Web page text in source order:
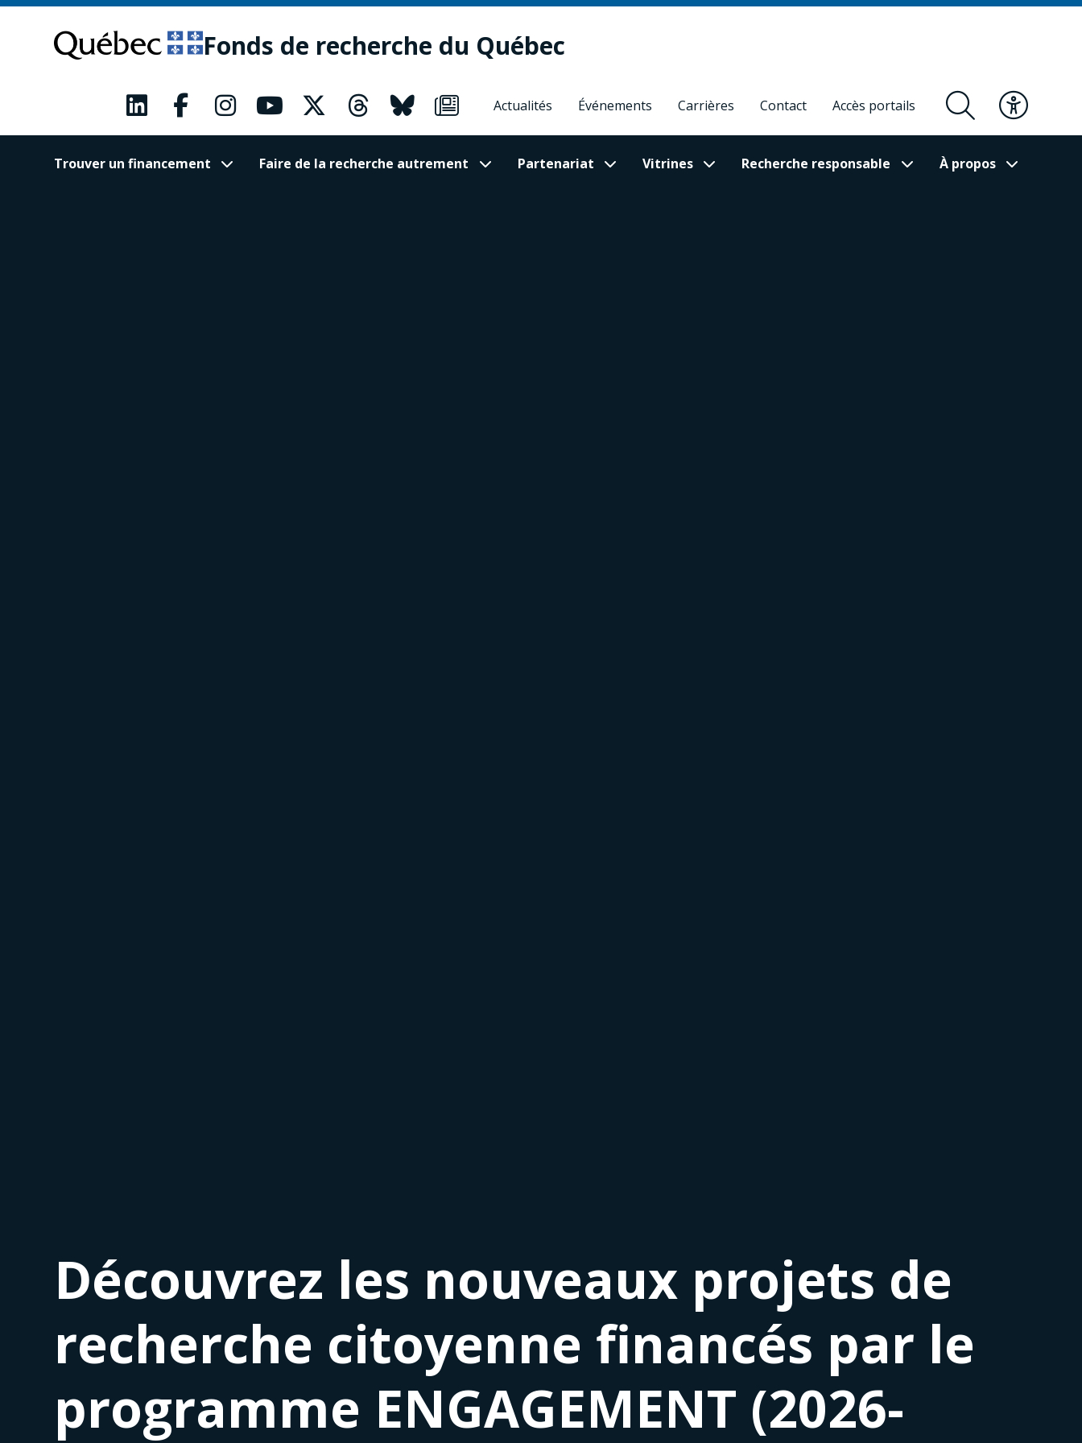
contenu
Fonds de recherche du Québec
Actualités Événements Carrières Contact Accès portails
Trouver un financement Faire de la recherche autrement Partenariat Vitrines Recherche responsable À propos
Découvrez les nouveaux projets de
recherche citoyenne financés par le
programme ENGAGEMENT (2026-